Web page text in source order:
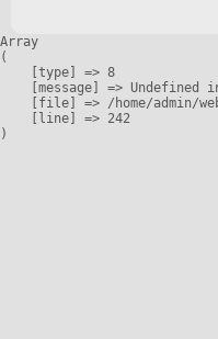
Array
(
    [type] => 8
[message] => Undefined
[file] => /home/admin/
    [line] => 242